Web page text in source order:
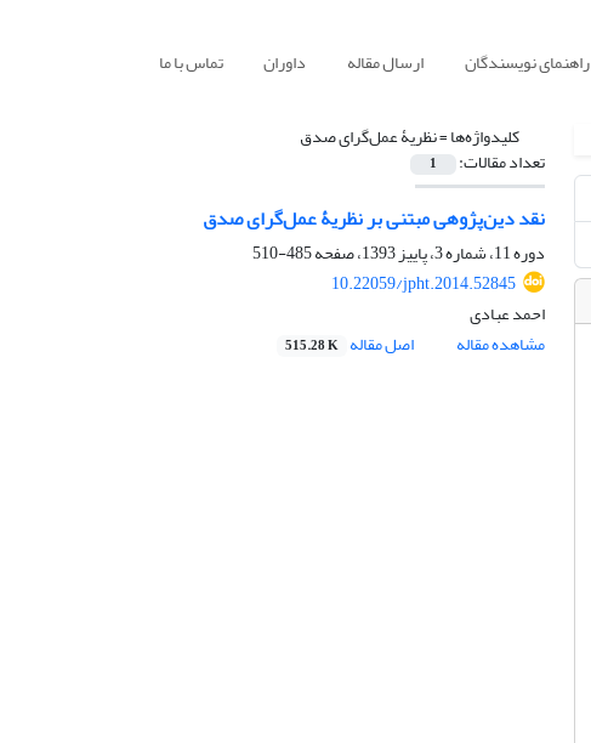
راهنمای نویسندگان ارسال مقاله داوران تماس با ما
کلیدواژه‌ها =نظریۀ عمل‌گرای صدق
تعداد مقالات: 1
نقد دین‌پژوهی مبتنی بر نظریۀ عمل‌گرای صدق
دوره 11، شماره 3، پاییز 1393، صفحه
485-510
10.22059/jpht.2014.52845
احمد عبادی
مشاهده مقاله
اصل مقاله 515.28 K